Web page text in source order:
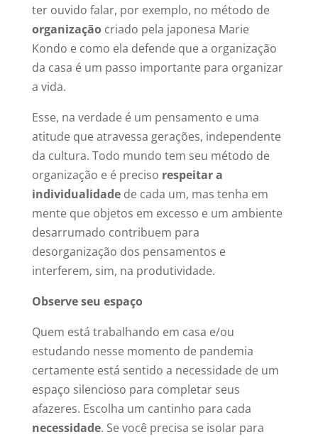
ter ouvido falar, por exemplo, no método de
organização criado pela japonesa Marie
Kondo e como ela defende que a organização
da casa é um passo importante para organizar
a vida.
Esse, na verdade é um pensamento e uma
atitude que atravessa gerações, independente
da cultura. Todo mundo tem seu método de
organização e é preciso respeitar a
individualidadede cada um, mas tenha em
mente que objetos em excesso e um ambiente
desarrumado contribuem para
desorganização dos pensamentos e
interferem, sim, na produtividade.
Observe seu espaço
Quem está trabalhando em casa e/ou
estudando nesse momento de pandemia
certamente está sentido a necessidade de um
espaço silencioso para completar seus
afazeres. Escolha um cantinho para cada
necessidade. Se você precisa se isolar para